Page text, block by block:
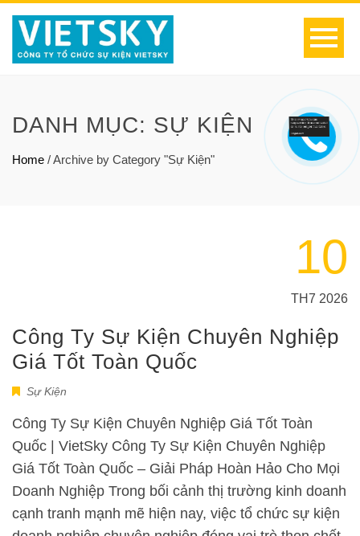
DANH MỤC: SỰ KIỆN
Home /Archive by Category "Sự Kiện"
10
TH7 2026
Công Ty Sự Kiện Chuyên Nghiệp
Giá Tốt Toàn Quốc
Sự Kiện
Công Ty Sự Kiện Chuyên Nghiệp Giá Tốt Toàn
Quốc | VietSky Công Ty Sự Kiện Chuyên Nghiệp
Giá Tốt Toàn Quốc – Giải Pháp Hoàn Hảo Cho Mọi
Doanh Nghiệp Trong bối cảnh thị trường kinh doanh
cạnh tranh mạnh mẽ hiện nay, việc tổ chức sự kiện